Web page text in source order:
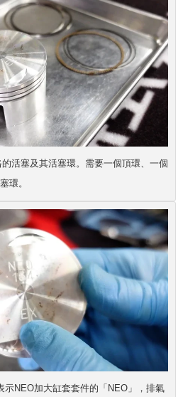
的活塞及其活塞環。需要一個頂環、一個
環。
示NEO加大缸套套件的「NEO」，排氣